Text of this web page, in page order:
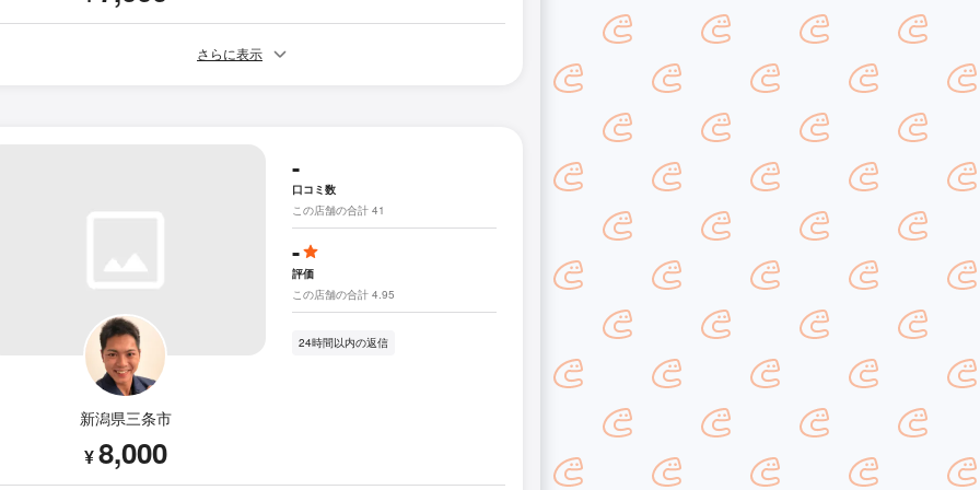
さらに表示
新潟県三条市
¥8,000
-
口コミ数
この店舗の合計 41
-
評価
この店舗の合計 4.95
24時間以内の返信